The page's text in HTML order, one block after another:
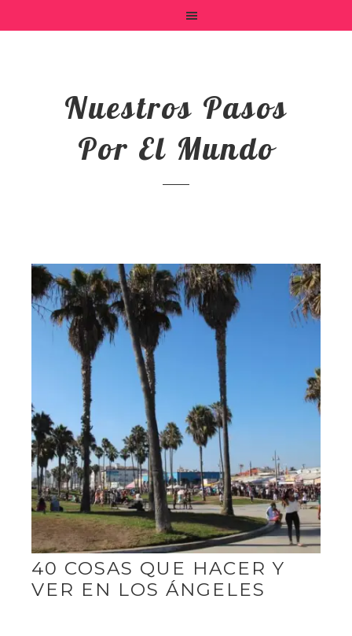
Nuestros Pasos
Por El Mundo
40 COSAS QUE HACER Y
VER EN LOS ÁNGELES